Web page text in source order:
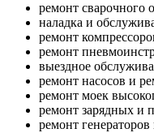
ремонт сварочного
наладка и
ремонт
ремонт
выездное
ремонт насосов и
ремонт моек
ремонт зарядных и
ремонт